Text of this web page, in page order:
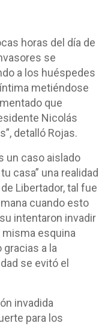
horas del día de
se
a los huéspedes
metiéndose
que
Nicolás
detalló Rojas.
un caso aislado
casa” una realidad
Libertador, tal fue
cuando esto
intentaron invadir
misma esquina
gracias a la
se evitó el
invadida
para los